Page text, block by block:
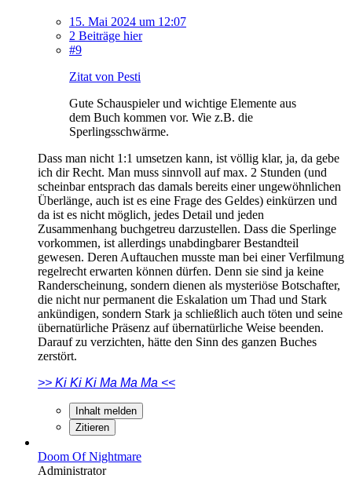
15. Mai 2024 um 12:07
2 Beiträge hier
#9
Zitat von Pesti
Gute Schauspieler und wichtige Elemente aus
dem Buch kommen vor. Wie z.B. die
Sperlingsschwärme.
Dass man nicht 1:1 umsetzen kann, ist völlig klar, ja, da gebe
ich dir Recht. Man muss sinnvoll auf max. 2 Stunden (und
scheinbar entsprach das damals bereits einer ungewöhnlichen
Überlänge, auch ist es eine Frage des Geldes) einkürzen und
da ist es nicht möglich, jedes Detail und jeden
Zusammenhang buchgetreu darzustellen. Dass die Sperlinge
vorkommen, ist allerdings unabdingbarer Bestandteil
gewesen. Deren Auftauchen musste man bei einer Verfilmung
regelrecht erwarten können dürfen. Denn sie sind ja keine
Randerscheinung, sondern dienen als mysteriöse Botschafter,
die nicht nur permanent die Eskalation um Thad und Stark
ankündigen, sondern Stark ja schließlich auch töten und seine
übernatürliche Präsenz auf übernatürliche Weise beenden.
Darauf zu verzichten, hätte den Sinn des ganzen Buches
zerstört.
>> Ki Ki Ki Ma Ma Ma <<
Inhalt melden
Zitieren
Doom Of Nightmare
Administrator